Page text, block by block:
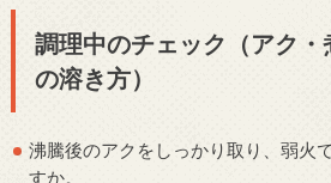
調理中のチェック（アク
の溶き方）
沸騰後のアクをしっかり取り、弱火
すか。